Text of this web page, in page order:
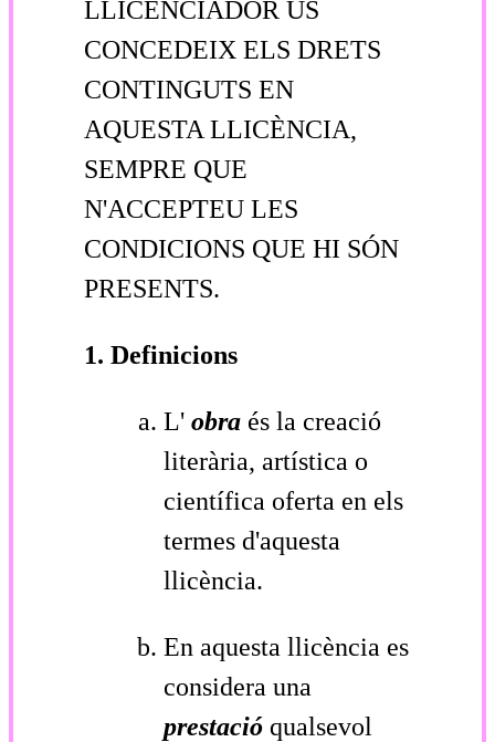
LLICENCIADOR US
CONCEDEIX ELS DRETS
CONTINGUTS EN
AQUESTA LLICÈNCIA,
SEMPRE QUE
N'ACCEPTEU LES
CONDICIONS QUE HI SÓN
PRESENTS.
1. Definicions
L' obra és la creació
literària, artística o
científica oferta en els
termes d'aquesta
llicència.
En aquesta llicència es
considera una
prestació qualsevol